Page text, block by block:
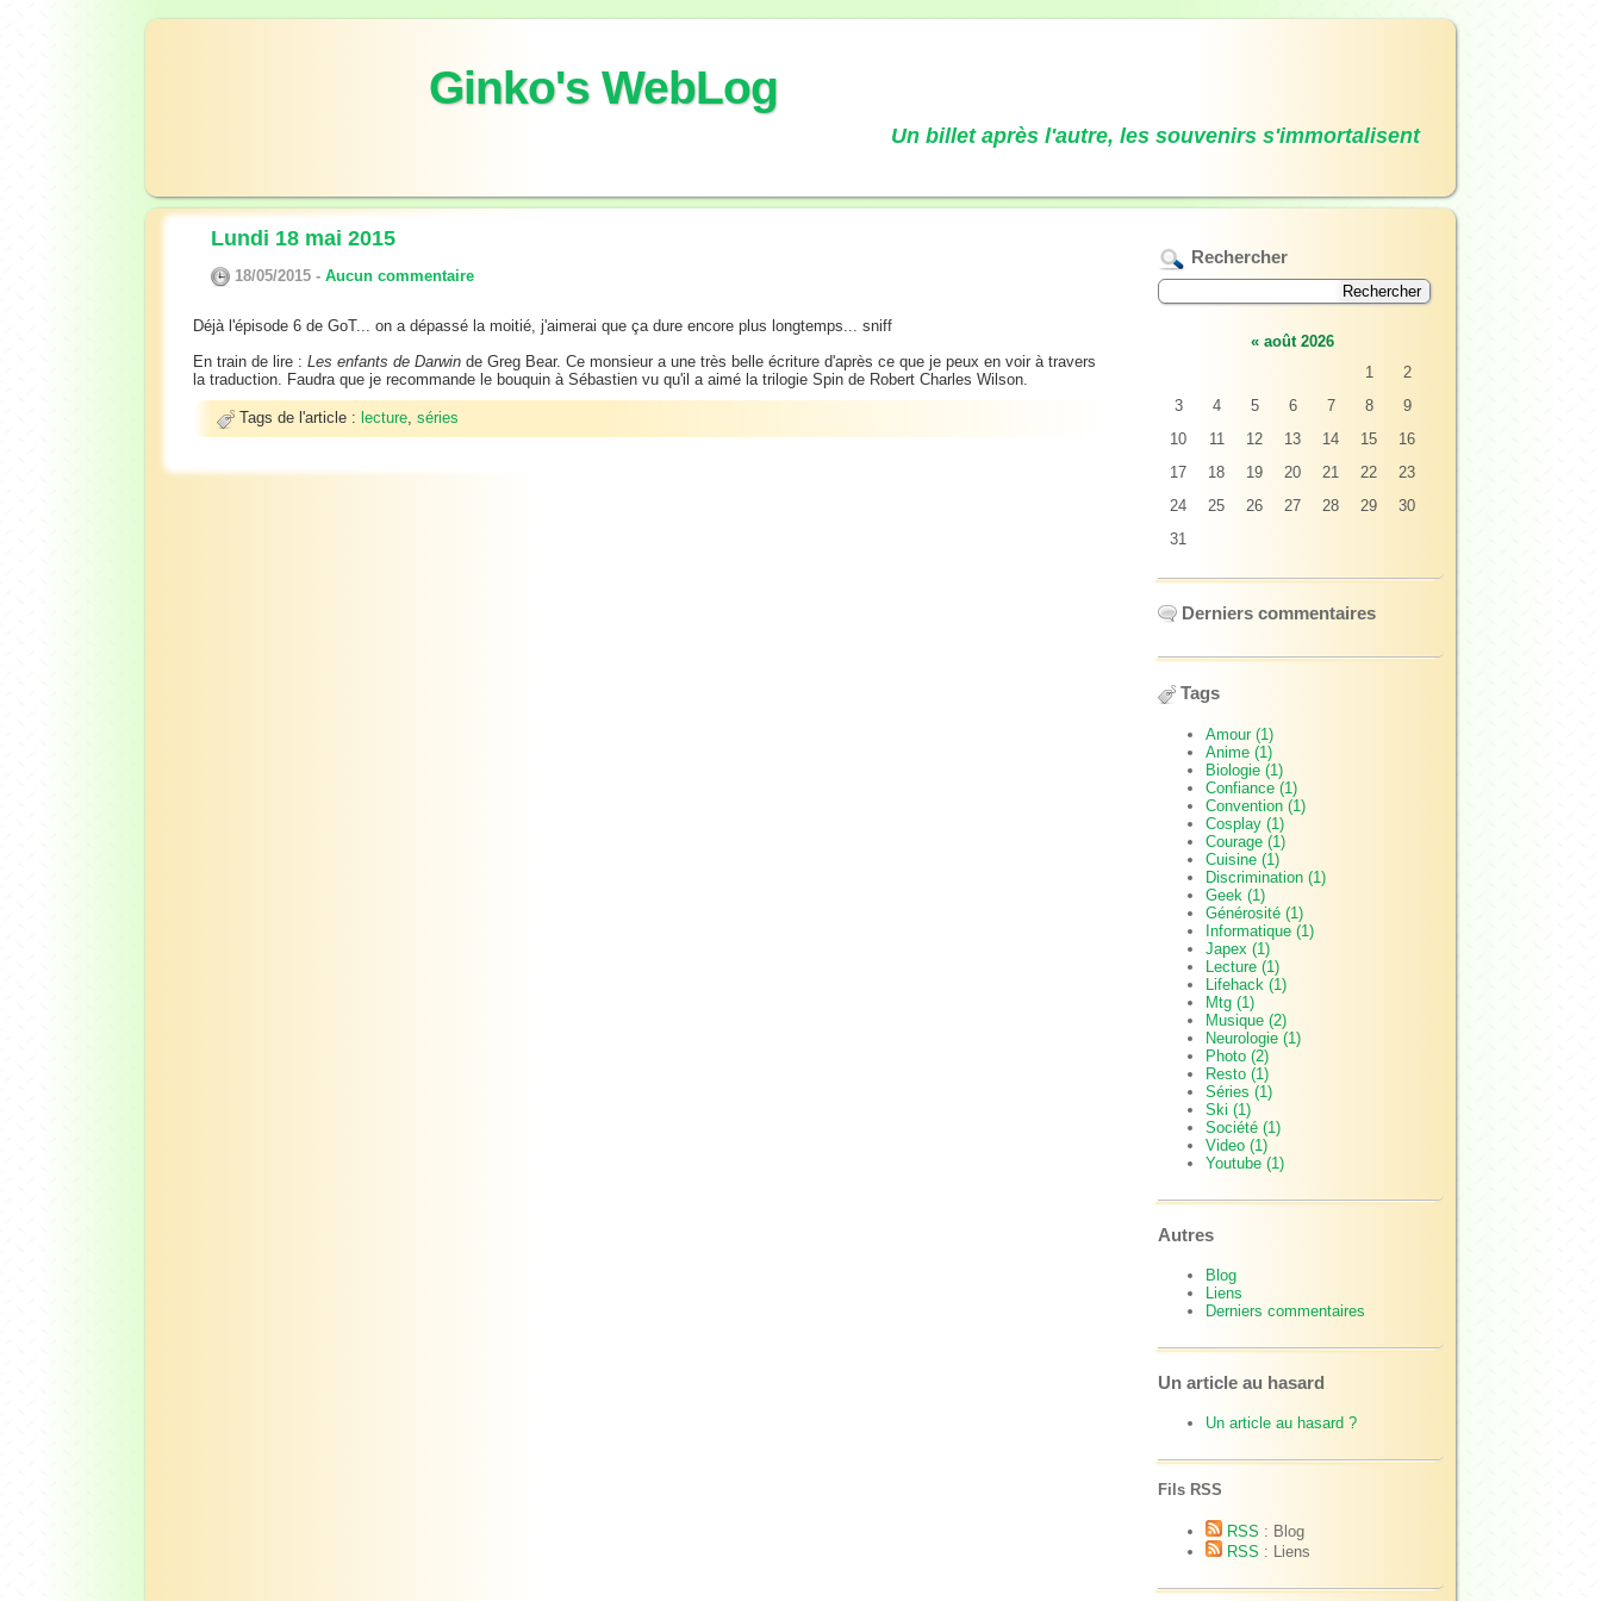
Ginko's WebLog
Un billet après l'autre, les souvenirs s'immortalisent
Rechercher
« août 2026
1
2
3
4 5 6 7 8
9
10
11 12 13 14 15
16
17
18 19 20 21 22
23
24
25 26 27 28 29
30
31
Derniers commentaires
Tags
Amour (1)
Anime (1)
Biologie (1)
Confiance (1)
Convention (1)
Cosplay (1)
Courage (1)
Cuisine (1)
Discrimination (1)
Geek (1)
Générosité (1)
Informatique (1)
Japex (1)
Lecture (1)
Lifehack (1)
Mtg (1)
Musique (2)
Neurologie (1)
Photo (2)
Resto (1)
Séries (1)
Ski (1)
Société (1)
Video (1)
Youtube (1)
Autres
Blog
Liens
Derniers commentaires
Un article au hasard
Un article au hasard ?
Fils RSS
RSS : Blog
RSS : Liens
Lundi 18 mai 2015
18/05/2015 - Aucun commentaire
Déjà l'épisode 6 de GoT... on a dépassé la moitié, j'aimerai que ça dure encore plus longtemps... sniff
En train de lire : Les enfants de Darwin de Greg Bear. Ce monsieur a une très belle écriture d'après ce que je peux en voir à travers
la traduction. Faudra que je recommande le bouquin à Sébastien vu qu'il a aimé la trilogie Spin de Robert Charles Wilson.
Tags de l'article : lecture, séries